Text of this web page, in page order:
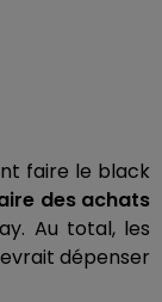
faire le black
des achats
Au total, les
dépenser